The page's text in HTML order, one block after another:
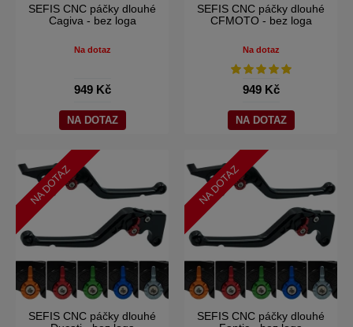
SEFIS CNC páčky dlouhé
Cagiva - bez loga
Na dotaz
949 Kč
NA DOTAZ
SEFIS CNC páčky dlouhé
CFMOTO - bez loga
Na dotaz
949 Kč
NA DOTAZ
NA DOTAZ
SEFIS CNC páčky dlouhé
NA DOTAZ
SEFIS CNC páčky dlouhé